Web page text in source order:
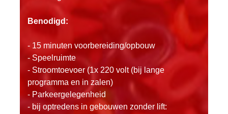
Benodigd:
- 15 minuten voorbereiding/opbouw
- Speelruimte
- Stroomtoevoer (1x 220 volt (bij lange
programma en in zalen)
- Parkeergelegenheid
- bij optredens in gebouwen zonder lift: